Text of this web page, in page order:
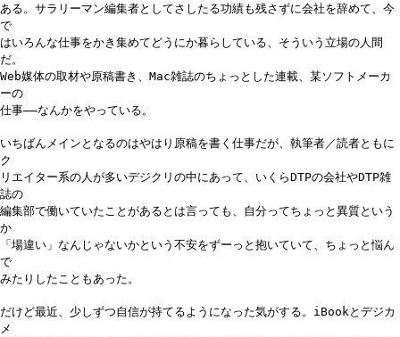
ある。サラリーマン編集者としてさしたる功績も残さずに会社を辞めて、今
で
はいろんな仕事をかき集めてどうにか暮らしている、そういう立場の人間
だ。
Web媒体の取材や原稿書き、Mac雑誌のちょっとした連載、某ソフトメーカ
ーの
仕事――なんかをやっている。
いちばんメインとなるのはやはり原稿を書く仕事だが、執筆者／読者ともに
ク
リエイター系の人が多いデジクリの中にあって、いくらDTPの会社やDTP雑
誌の
編集部で働いていたことがあるとは言っても、自分ってちょっと異質という
か
「場違い」なんじゃないかという不安をずーっと抱いていて、ちょっと悩ん
で
みたりしたこともあった。
だけど最近、少しずつ自信が持てるようになった気がする。iBookとデジカ
メ